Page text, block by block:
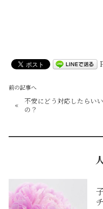
前の記事へ
«
不安にどう対応したらいい
の？